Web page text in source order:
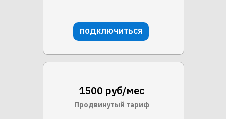
ПОДКЛЮЧИТЬСЯ
Продвинутый тариф
1500 руб/мес